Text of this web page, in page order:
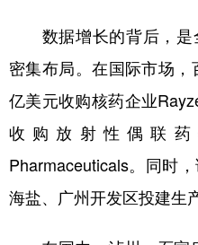
数据增长的背后，是
密集布局。在国际市场
亿美元收购核药企业
收购放射性偶联药
Pharmaceuticals。同时
海盐、广州开发区投建生